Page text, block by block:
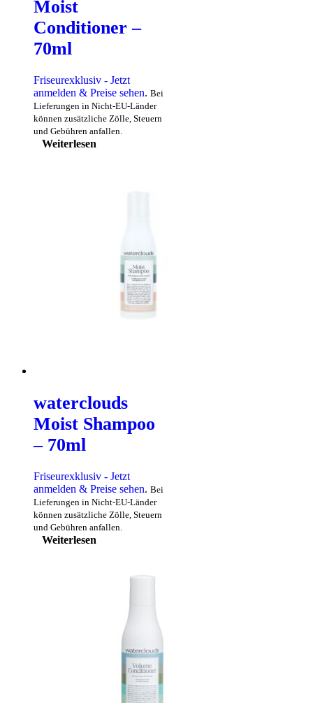
Moist
Conditioner –
70ml
Friseurexklusiv - Jetzt
anmelden & Preise sehen. Bei
Lieferungen in Nicht-EU-Länder
können zusätzliche Zölle, Steuern
und Gebühren anfallen.
Weiterlesen
waterclouds
Moist Shampoo
– 70ml
Friseurexklusiv - Jetzt
anmelden & Preise sehen. Bei
Lieferungen in Nicht-EU-Länder
können zusätzliche Zölle, Steuern
und Gebühren anfallen.
Weiterlesen